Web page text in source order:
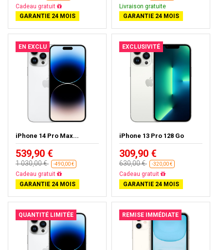
Cadeau gratuit
GARANTIE 24 MOIS
Livraison gratuite
GARANTIE 24 MOIS
EN EXCLU
iPhone 14 Pro Max...
539,90 €
1 030,00 € -490,00 €
Cadeau gratuit
GARANTIE 24 MOIS
EXCLUSIVITÉ
iPhone 13 Pro 128 Go
309,90 €
630,00 € -320,00 €
Cadeau gratuit
GARANTIE 24 MOIS
QUANTITÉ LIMITÉE REMISE IMMÉDIATE